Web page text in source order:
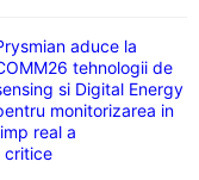
aduce la
tehnologii de
si Digital Energy
monitorizarea in
real a
critice